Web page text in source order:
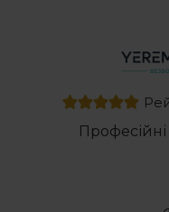
Професійні